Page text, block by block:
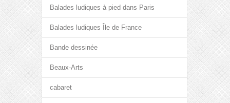
Balades ludiques à pied dans Paris
Balades ludiques Île de France
Bande dessinée
Beaux-Arts
cabaret